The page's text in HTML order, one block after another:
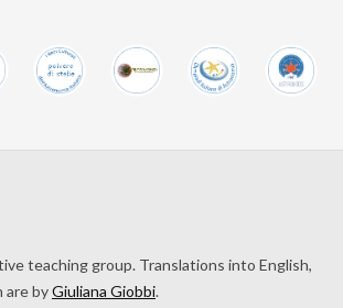
teaching group. Translations into English,
are byGiuliana Giobbi.